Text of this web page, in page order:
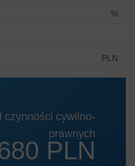
%
PLN
czynności cywilno-
prawnych
PLN